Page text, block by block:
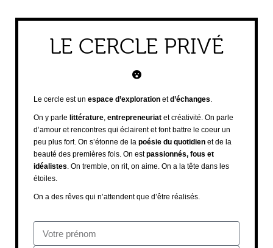
LE CERCLE PRIVÉ
Le cercle est un espace d’exploration etd’échanges.
On y parle littérature, entrepreneuriat et créativité. On parle
d’amour et rencontres qui éclairent et font battre le coeur un
peu plus fort. On s’étonne de la poésie du quotidien et de la
beauté des premières fois. On estpassionnés, fous et
idéalistes. On tremble, on rit, on aime. On a la tête dans les
étoiles.
On a des rêves qui n’attendent que d’être réalisés.